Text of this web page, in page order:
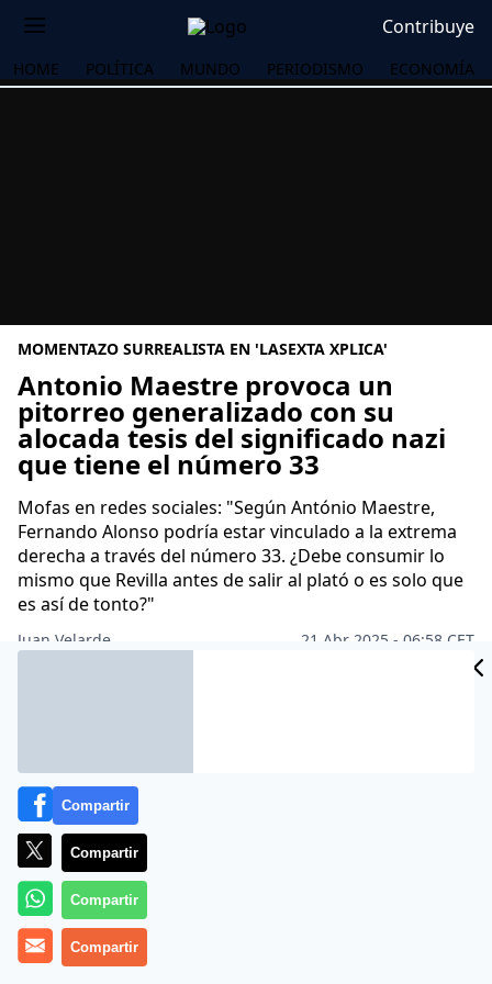
Contribuye
HOME POLÍTICA MUNDO PERIODISMO ECONOMÍA
MOMENTAZO SURREALISTA EN 'LASEXTA XPLICA'
Antonio Maestre provoca un
pitorreo generalizado con su
alocada tesis del significado nazi
que tiene el número 33
Mofas en redes sociales: "Según António Maestre,
Fernando Alonso podría estar vinculado a la extrema
derecha a través del número 33. ¿Debe consumir lo
mismo que Revilla antes de salir al plató o es solo que
es así de tonto?"
Juan Velarde
21 Abr 2025 - 06:58 CET
Compartir
Compartir
Compartir
Compartir